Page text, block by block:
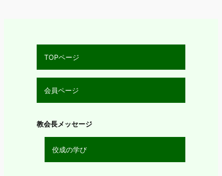
TOPページ
会員ページ
教会長メッセージ
佼成の学び